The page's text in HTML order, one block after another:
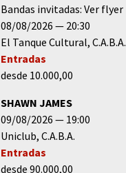
Bandas invitadas: Ver flyer
08/08/2026
20:30
El Tanque Cultural C.A.B.A.
Entradas
desde 10.000,00
SHAWN JAMES
09/08/2026
19:00
Uniclub C.A.B.A.
Entradas
desde 90.000,00